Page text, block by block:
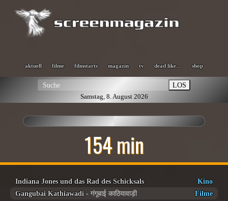
aktuell filme filmstarts magazin tv dead like… shop
LOS
Samstag, 8. August 2026
154 min
Indiana Jones und das Rad des Schicksals
Kino
Gangubai Kathiawadi - गंगूबाई काठियावाड़ी
Filme